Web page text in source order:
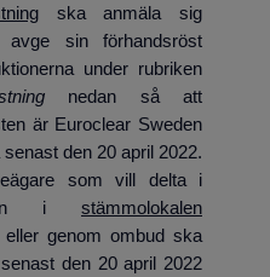
ska anmäla sig
sin förhandsröst
under rubriken
nedan så att
är Euroclear Sweden
den 20 april 2022.
som vill delta i
i stämmolokalen
eller genom ombud ska
den 20 april 2022